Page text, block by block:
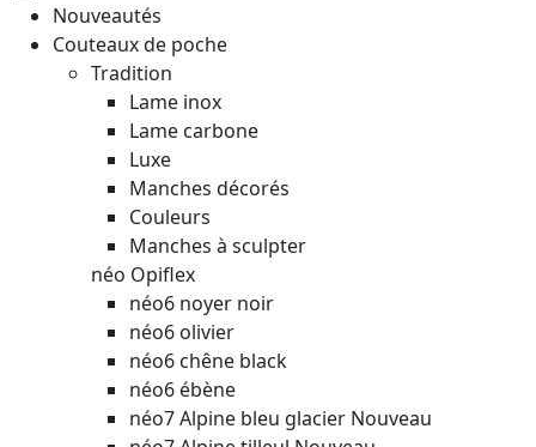
Nouveautés
Couteaux de poche
Tradition
Lame inox
Lame carbone
Luxe
Manches décorés
Couleurs
Manches à sculpter
néo Opiflex
néo6 noyer noir
néo6 olivier
néo6 chêne black
néo6 ébène
néo7 Alpine bleu glacier Nouveau